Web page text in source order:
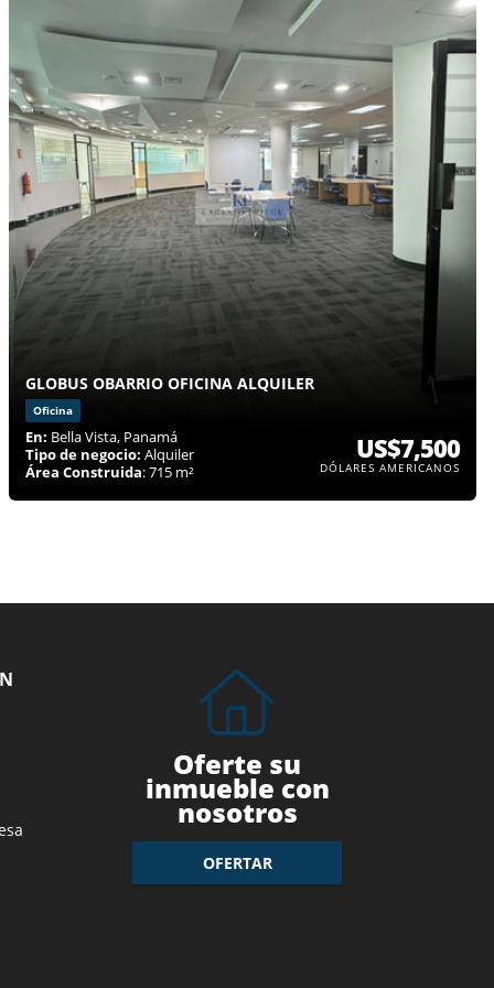
GLOBUS OBARRIO OFICINA ALQUILER
Oficina
En: Bella Vista, Panamá
Tipo de negocio: Alquiler
Área Construida: 715 m²
US$7,500
DÓLARES AMERICANOS
Oferte su
inmueble con
nosotros
OFERTAR